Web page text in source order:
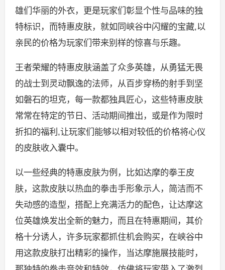
雄们华丽的外衣，更是玩家们彰显个性与品味的独
特标识，而特惠皮肤，就如同峡谷中闪耀的宝藏,以
亲民的价格为玩家们带来别样的惊喜与乐趣。
王者荣耀的特惠皮肤涵盖了众多英雄，从勇猛无畏
的战士到灵动飘逸的法师，从百步穿杨的射手到坚
如磐石的坦克，每一款都独具匠心，这些特惠皮肤
常常在特定的节日、活动期间推出，或是作为限时
折扣的福利,让玩家们能够以相对较低的价格将心仪
的皮肤收入囊中。
以一些经典的特惠皮肤为例，比如达摩的拳王皮
肤，这款皮肤以热血的拳击手形象示人，简洁而不
失动感的造型，搭配上充满活力的配色，让达摩这
位英雄焕发出全新的魅力，而且在特惠期间，其价
格十分诱人，许多玩家都抓住机会购买，在峡谷中
用这款皮肤打出精彩的操作，当达摩施展技能时，